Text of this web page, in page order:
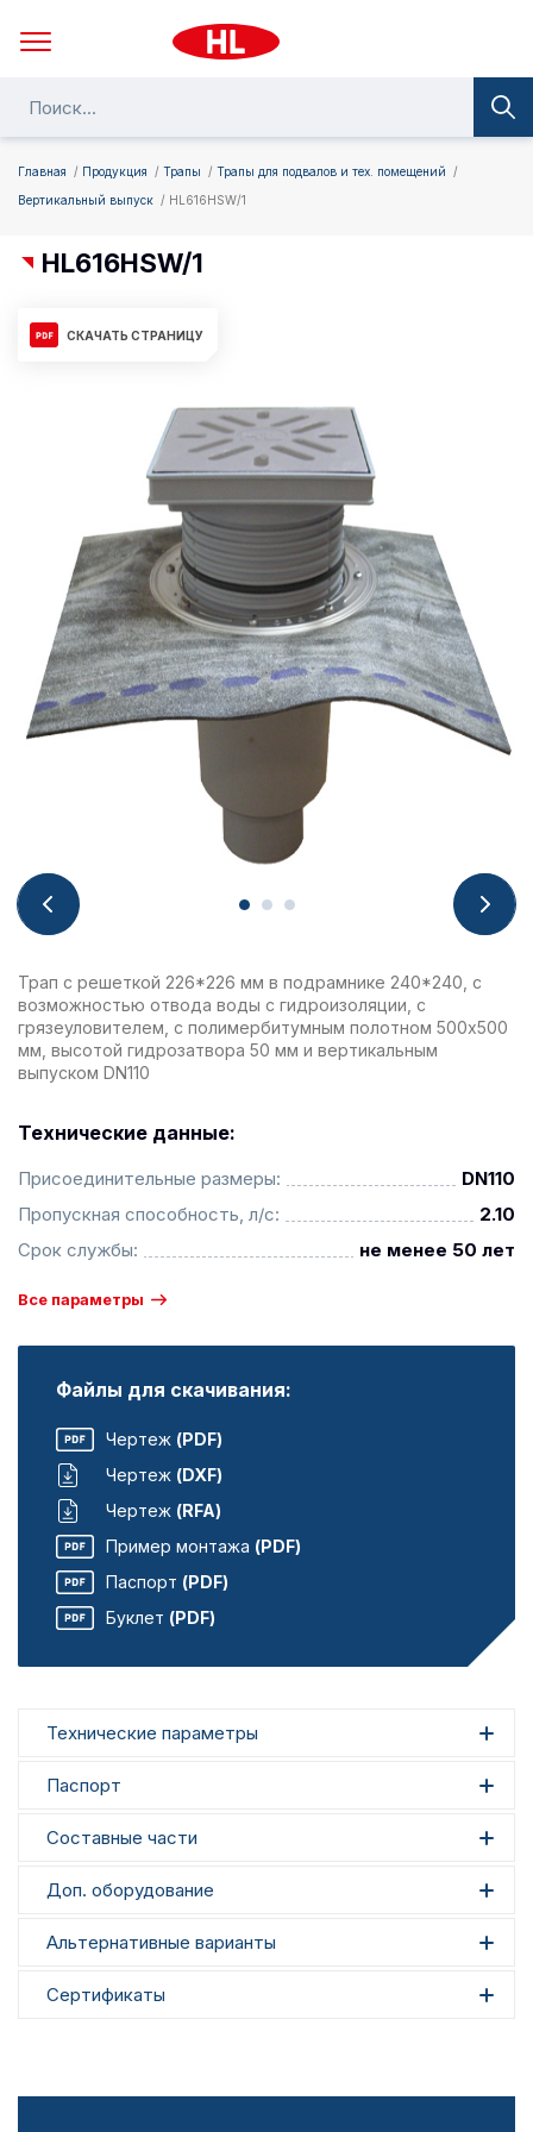
Главная Продукция Трапы
Трапы для подвалов и тех. помещений
Вертикальный выпуск
HL616HSW/1
HL616HSW/1
СКАЧАТЬ СТРАНИЦУ
Трап с решеткой 226*226 мм в подрамнике 240*240, с
возможностью отвода воды с гидроизоляции, с
грязеуловителем, с полимербитумным полотном 500x500
мм, высотой гидрозатвора 50 мм и вертикальным
выпуском DN110
Технические данные:
Присоединительные размеры:
DN110
Пропускная способность, л/с:
2.10
Срок службы:
не менее 50 лет
Все параметры
Файлы для скачивания:
Чертеж (PDF)
Чертеж (DXF)
Чертеж (RFA)
Пример монтажа (PDF)
Паспорт (PDF)
Буклет (PDF)
Технические параметры
Паспорт
Составные части
Доп. оборудование
Альтернативные варианты
Сертификаты